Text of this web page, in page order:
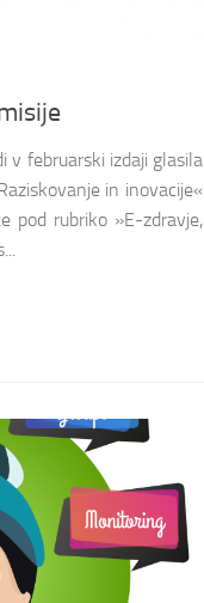
v februarski izdaji glasila
in inovacije«
pod rubriko »E-zdravje,